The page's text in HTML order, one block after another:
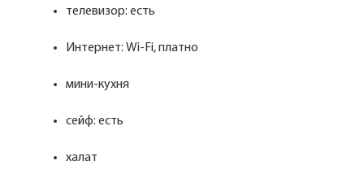
телевизор: есть
Интернет: Wi-Fi, платно
мини-кухня
сейф: есть
халат